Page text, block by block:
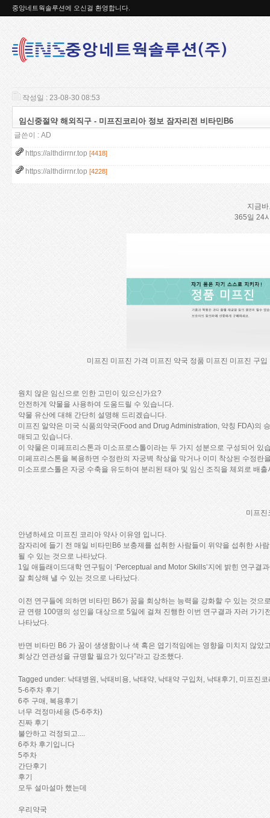
중앙네트웍솔루션에 오신걸 환영합니다.
작성일 : 23-08-30 08:53
임신중절약 해외직구 - 미프진코리아 정보 잠자리전 비타민B6
글쓴이 : AD
https://althdirrnr.top [4418]
https://althdirrnr.top [4228]
지금
365일 24
미프진 미프진 가격 미프진 약국 정품 미프진 미프진 구입
원치 않은 임신으로 인한 고민이 있으신가요?
안전하게 약물을 사용하여 도움드릴 수 있습니다.
약물 유산에 대해 간단히 설명해 드리겠습니다.
미프진 알약은 미국 식품의약국(Food and Drug Administration, 약칭 FDA)의
매되고 있습니다.
이 약물은 미페프리스톤과 미소프로스톨이라는 두 가지 성분으로 구성되어 있
미페프리스톤을 복용하면 수정란의 자궁벽 착상을 막거나 이미 착상된 수정란
미소프로스톨은 자궁 수축을 유도하여 분리된 태아 및 임신 조직을 체외로 배
미프진
안녕하세요 미프진 코리아 약사 이유영 입니다.
잠자리에 들기 전 매일 비타민B6 보충제를 섭취한 사람들이 위약을 섭취한 사
될 수 있는 것으로 나타났다.
1일 애들래이드대학 연구팀이 ‘Perceptual and Motor Skills’지에 밝힌 연구
잘 회상해 낼 수 있는 것으로 나타났다.
이전 연구들에 의하면 비타민 B6가 꿈을 회상하는 능력을 강화할 수 있는 것
균 연령 100명의 성인을 대상으로 5일에 걸쳐 진행한 이번 연구결과 자러 가
나타났다.
반면 비타민 B6 가 꿈이 생생함이나 색 혹은 엽기적임에는 영향을 미치지 않
회상간 연관성을 규명할 필요가 있다”라고 강조했다.
Tagged under: 낙태병원, 낙태비용, 낙태약, 낙태약 구입처, 낙태후기, 미프진
5-6주차 후기
6주 구매, 복용후기
너무 걱정마세용 (5-6주차)
진짜 후기
불안하고 걱정되고....
6주차 후기입니다
5주차
간단후기
후기
모두 설마설마 했는데
우리약국